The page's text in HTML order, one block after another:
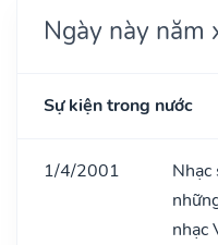
Ngày này năm
Sự kiện trong nước
1/4/2001
nhạc